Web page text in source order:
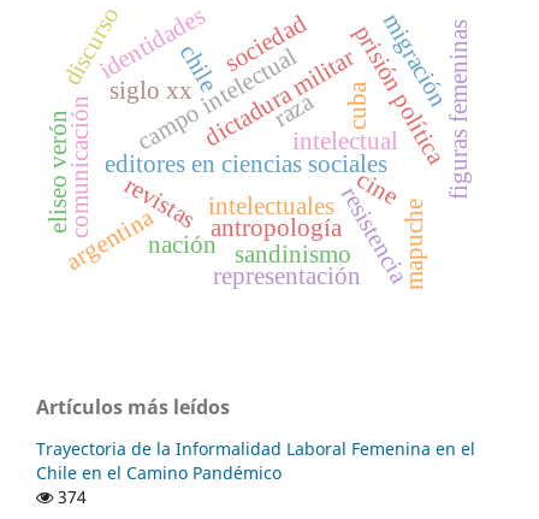
intelectuales
editores en ciencias sociales
comunicación
eliseo verón intelectualprisión política
dictadura militar
resistencia
campo intelectual figuras femeninas
siglo xxchile
raza
antropología mapuche
revistas
nación
cuba
sandinismo
discurso
cine
identidades migración
sociedad
representación
argentina
Artículos más leídos
Trayectoria de la Informalidad Laboral Femenina en el
Chile en el Camino Pandémico
374